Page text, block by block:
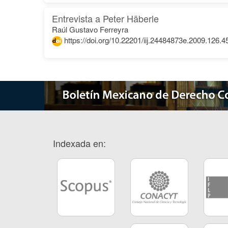
Entrevista a Peter Häberle
Raúl Gustavo Ferreyra
https://doi.org/10.22201/
Indexada en: